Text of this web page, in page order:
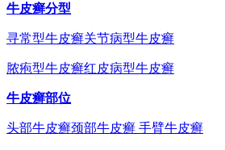
牛皮癣分型
寻常型牛皮癣关节病型牛皮癣
脓疱型牛皮癣红皮病型牛皮癣
牛皮癣部位
头部牛皮癣颈部牛皮癣 手臂牛皮癣